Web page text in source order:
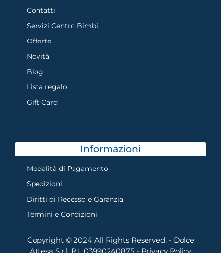
Contatti
Servizi Centro Bimbi
Offerte
Novità
Blog
Lista regalo
Gift Card
Informazioni
Modalità di Pagamento
Spedizioni
Diritti di Recesso e Garanzia
Termini e Condizioni
Copyright © 2024 All Rights Reserved. - Dolce
Attesa S.r.l. P.I. 03990240875 - Privacy Policy